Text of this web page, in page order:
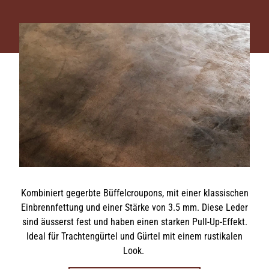
Kombiniert gegerbte Büffelcroupons, mit einer klassischen
Einbrennfettung und einer Stärke von 3.5 mm. Diese Leder
sind äusserst fest und haben einen starken Pull-Up-Effekt.
Ideal für Trachtengürtel und Gürtel mit einem rustikalen
Look.